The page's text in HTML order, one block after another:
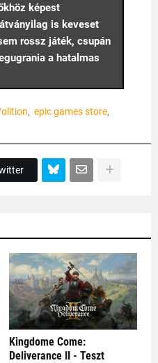
képest
is keveset
rossz játék, csupán
a hatalmas
epic games store
Kingdome Come:
Deliverance II - Teszt